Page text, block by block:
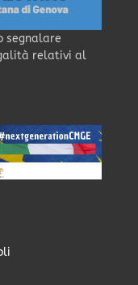
segnalare
relativi al